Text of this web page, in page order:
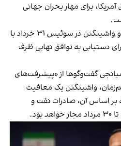
برای مهار بحران جهانی
نخستین روز مذاکرات تهران و واشینگتن در سوئیس ۳۱ خرداد با
دستیابی به توافق نهایی ظرف
گفت‌وگوها از «پیشرفت‌های
واشینگتن یک معافیت
بر اساس آن، صادرات نفت و